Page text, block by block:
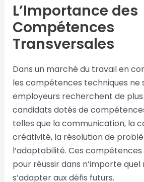
L’Importance des
Compétences
Transversales
Dans un marché du travail en
les compétences techniques ne
employeurs recherchent de plus
candidats dotés de
telles que la communication, la
créativité, la résolution de
l’adaptabilité. Ces
pour réussir dans n’importe
s’adapter aux défis futurs.